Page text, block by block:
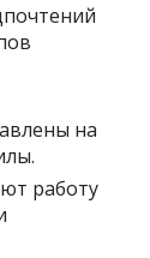
на
работу